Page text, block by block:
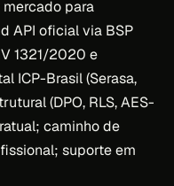
para
API oficial via BSP
1321/2020 e
ICP-Brasil (Serasa,
(DPO, RLS, AES-
caminho de
suporte em